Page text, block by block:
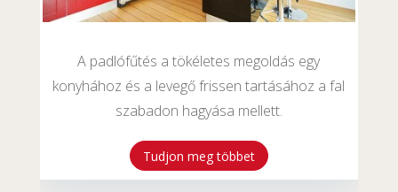
A padlófűtés a tökéletes megoldás egy
konyhához és a levegő frissen tartásához a fal
szabadon hagyása mellett.
Tudjon meg többet